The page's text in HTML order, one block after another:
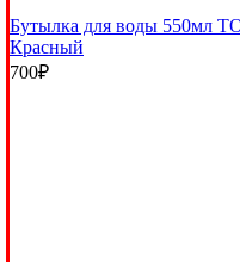
Бутылка для воды 550мл
Красный
700₽